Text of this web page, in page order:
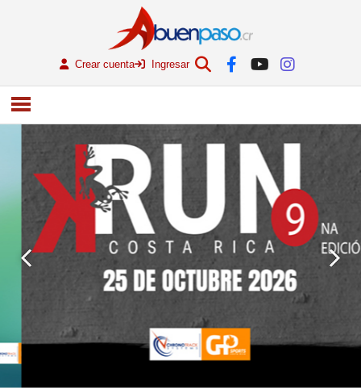
Crear cuenta Ingresar